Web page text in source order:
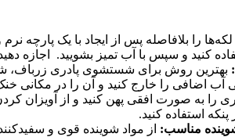
لکه‌ها را بلافاصله پس از ایجاد با یک
کنید و سپس با آب تمیز بشویید. اجازه
بهترین روش برای شستشوی پادری زرباف،
آب اضافی را خارج کنید و آن را در مکانی
را به صورت افقی پهن کنید و از آویزان
استفاده کنید.
مناسب: از مواد شوینده قوی و